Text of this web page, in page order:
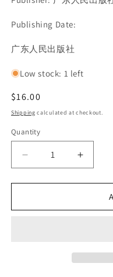
Publishing Date:
SKU:
广东人民出版社
Low stock: 1 left
Regular
price
$16.00
Shipping calculated at checkout.
Quantity
Decrease
quantity
for
我
Increase
quantity
for
我
的